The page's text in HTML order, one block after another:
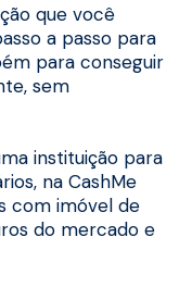
que você
a passo para
para conseguir
sem
instituição para
na CashMe
com imóvel de
do mercado e